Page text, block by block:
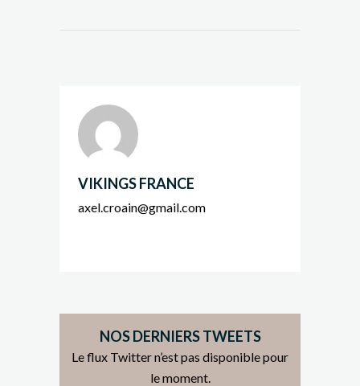
VIKINGS FRANCE
axel.croain@gmail.com
NOS DERNIERS TWEETS
Le flux Twitter n’est pas disponible pour
le moment.